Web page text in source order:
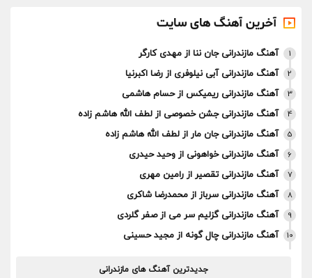
آخرین آهنگ های سایت
1 آهنگ مازندرانی جان ننا از مهدی کارگر
2 آهنگ مازندرانی آبی نیلوفری از رضا اکبرنیا
3 آهنگ مازندرانی ریمیکس از حسام هاشمی
4 آهنگ مازندرانی جشن خصوصی از لطف الله هاشم زاده
5 آهنگ مازندرانی جان مار از لطف الله هاشم زاده
6 آهنگ مازندرانی خواهونی از وحید حیدری
7 آهنگ مازندرانی تقصیر از رامین مهری
8 آهنگ مازندرانی سرباز از محمدرضا شاکری
9 آهنگ مازندرانی گزلیم سر می از صفر گلردی
10 آهنگ مازندرانی چال گونه از مجید حسینی
جدیدترین آهنگ های مازندرانی